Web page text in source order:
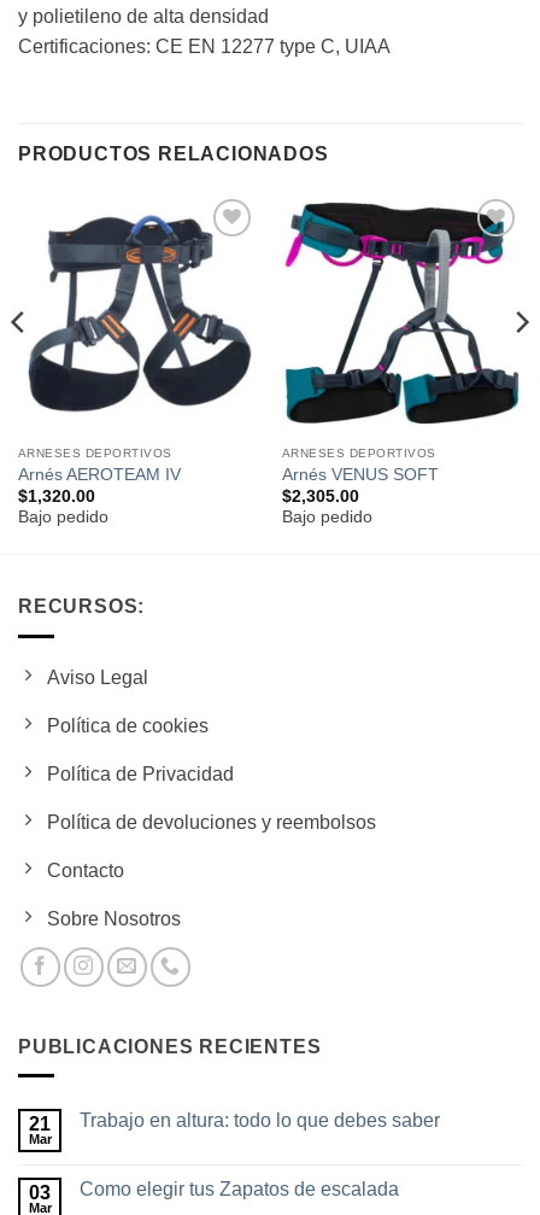
y polietileno de alta densidad
Certificaciones: CE EN 12277 type C, UIAA
PRODUCTOS RELACIONADOS
Añadir
ARNESES DEPORTIVOS
Arnés AEROTEAM IV
$1,320.00
Bajo pedido
Añadir
ARNESES DEPORTIVOS
Arnés VENUS SOFT
$2,305.00
Bajo pedido
RECURSOS:
Aviso Legal
Política de cookies
Política de Privacidad
Política de devoluciones y reembolsos
Contacto
Sobre Nosotros
PUBLICACIONES RECIENTES
21
Mar
Trabajo en altura: todo lo que debes saber
en
03
Mar
Como elegir tus Zapatos de escalada